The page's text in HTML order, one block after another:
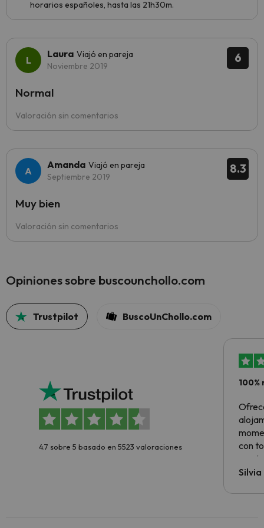
horarios españoles, hasta las 21h30m.
6
Laura Viajó en pareja
Noviembre 2019
Valoración sin comentarios
Normal
8.3
Amanda Viajó en pareja
Septiembre 2019
Valoración sin comentarios
Muy bien
Opiniones sobre buscounchollo.com
Trustpilot BuscoUnChollo.com
4.7 sobre 5 basado en 5523 valoraciones
con